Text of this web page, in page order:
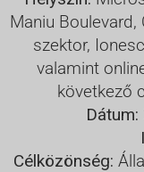
Maniu
szektor,
valamint
következő
Dátum:
Célközönség: